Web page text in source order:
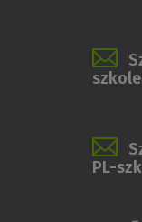
PL-